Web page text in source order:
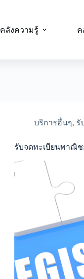
คลังความรู้ ค
บริการอื่นๆ, รั
รับจดทะเบียนพาณิช